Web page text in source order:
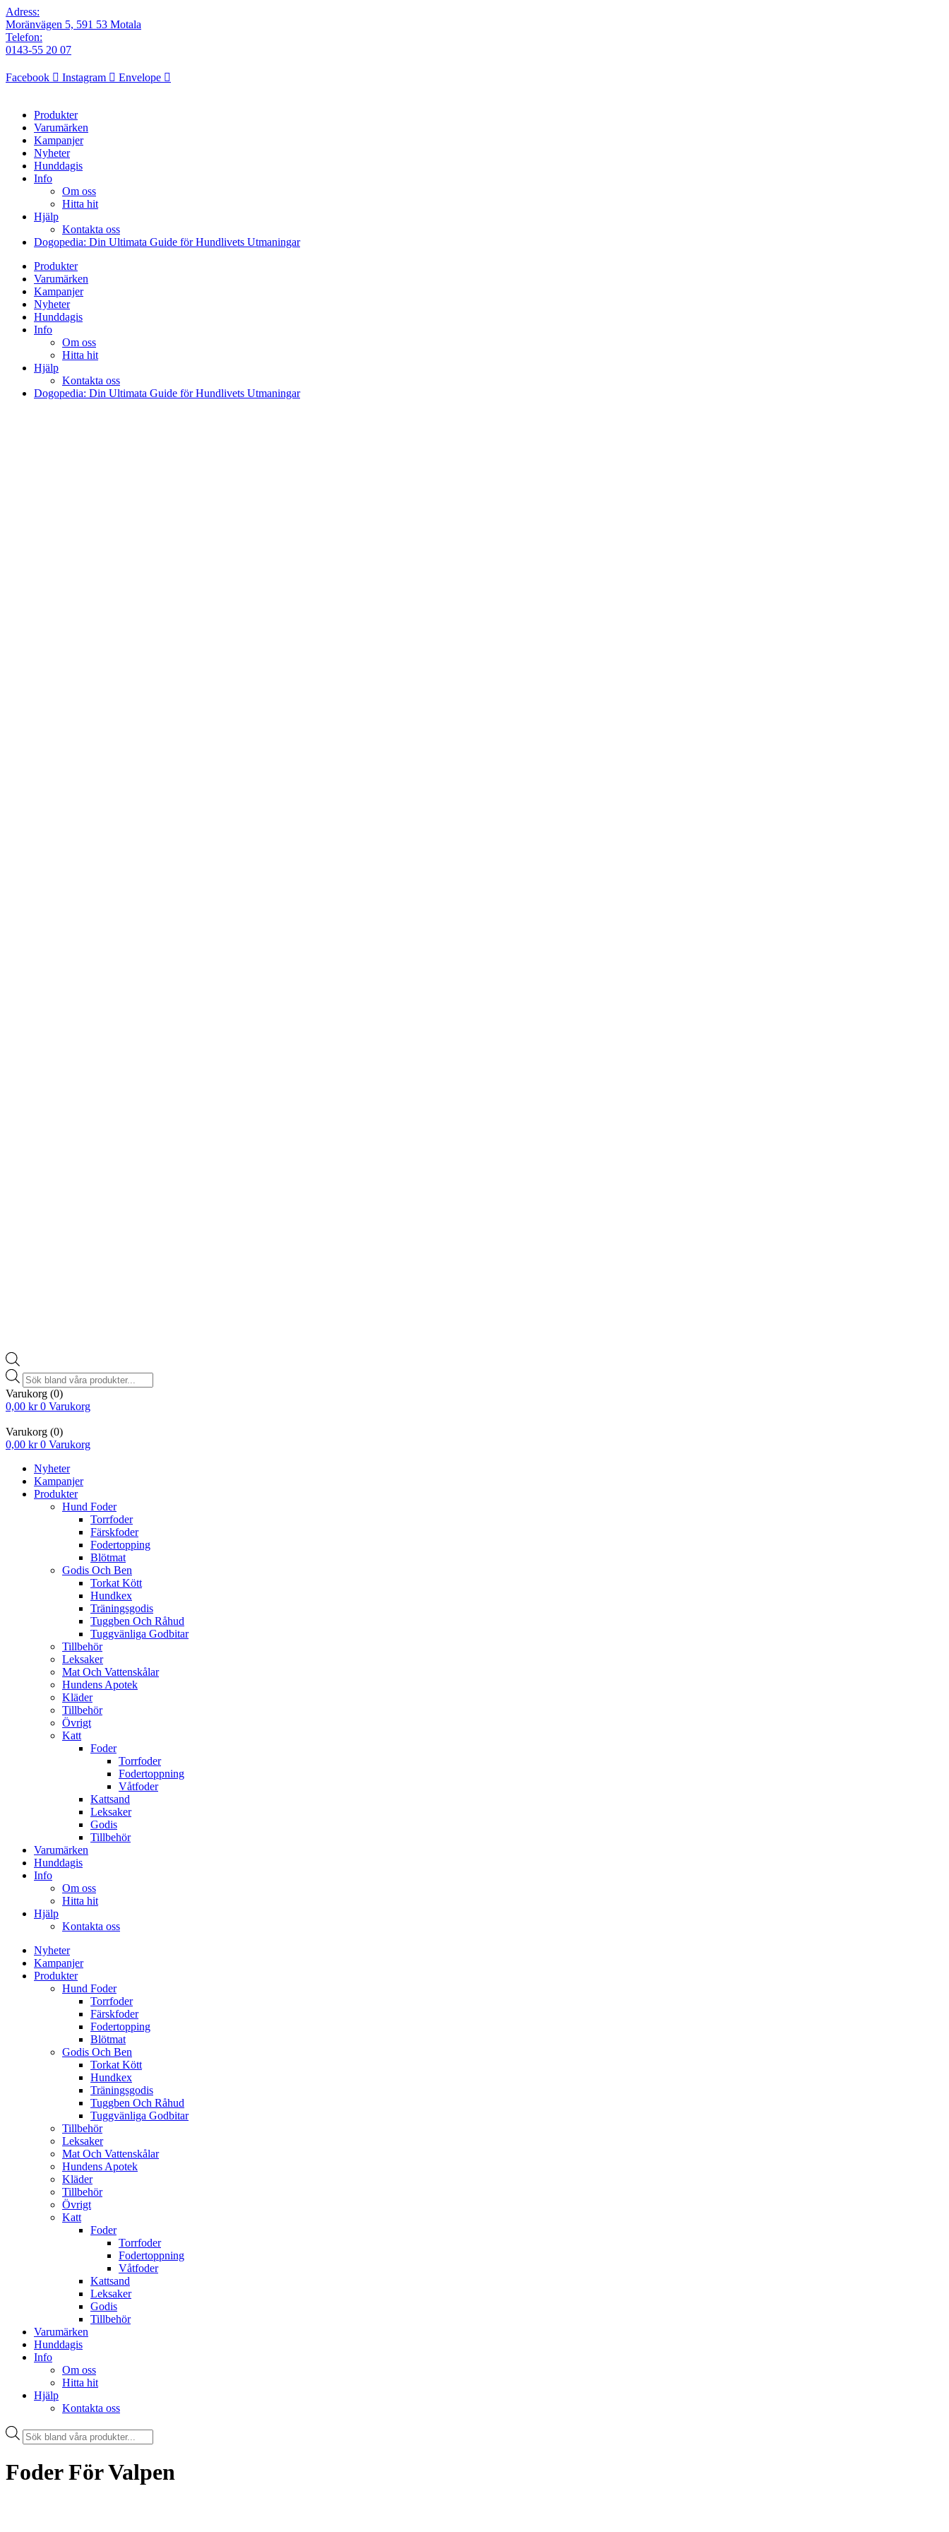
Adress:
Moränvägen 5, 591 53 Motala
Telefon:
0143-55 20 07
Facebook Instagram Envelope
Produkter
Varumärken
Kampanjer
Nyheter
Hunddagis
Info
Om oss
Hitta hit
Hjälp
Kontakta oss
Dogopedia: Din Ultimata Guide för Hundlivets Utmaningar
Produkter
Varumärken
Kampanjer
Nyheter
Hunddagis
Info
Om oss
Hitta hit
Hjälp
Kontakta oss
Dogopedia: Din Ultimata Guide för Hundlivets Utmaningar
Products
search
Varukorg (0)
0,00 kr 0 Varukorg
Varukorg (0)
0,00 kr 0 Varukorg
Nyheter
Kampanjer
Produkter
Hund Foder
Torrfoder
Färskfoder
Fodertopping
Blötmat
Godis Och Ben
Torkat Kött
Hundkex
Träningsgodis
Tuggben Och Råhud
Tuggvänliga Godbitar
Tillbehör
Leksaker
Mat Och Vattenskålar
Hundens Apotek
Kläder
Tillbehör
Övrigt
Katt
Foder
Torrfoder
Fodertoppning
Våtfoder
Kattsand
Leksaker
Godis
Tillbehör
Varumärken
Hunddagis
Info
Om oss
Hitta hit
Hjälp
Kontakta oss
Nyheter
Kampanjer
Produkter
Hund Foder
Torrfoder
Färskfoder
Fodertopping
Blötmat
Godis Och Ben
Torkat Kött
Hundkex
Träningsgodis
Tuggben Och Råhud
Tuggvänliga Godbitar
Tillbehör
Leksaker
Mat Och Vattenskålar
Hundens Apotek
Kläder
Tillbehör
Övrigt
Katt
Foder
Torrfoder
Fodertoppning
Våtfoder
Kattsand
Leksaker
Godis
Tillbehör
Varumärken
Hunddagis
Info
Om oss
Hitta hit
Hjälp
Kontakta oss
Products
search
Foder För Valpen